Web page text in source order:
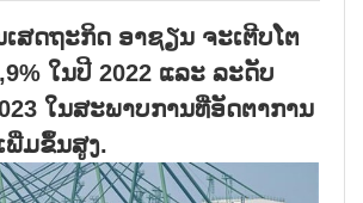
ສດຖະກິດ ອາຊຽນ ຈະເຕີບໂຕ
ໃນປີ 2022 ແລະ ລະດັບ
ໃນສະພາບການທີ່ອັດຕາການ
ພີ່ມຂຶ້ນສູງ.